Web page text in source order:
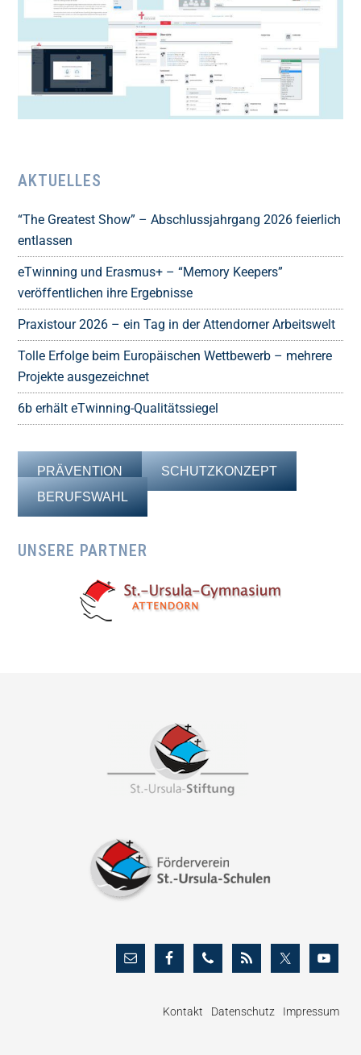
AKTUELLES
“The Greatest Show” – Abschlussjahrgang 2026 feierlich
entlassen
eTwinning und Erasmus+ – “Memory Keepers”
veröffentlichen ihre Ergebnisse
Praxistour 2026 – ein Tag in der Attendorner Arbeitswelt
Tolle Erfolge beim Europäischen Wettbewerb – mehrere
Projekte ausgezeichnet
6b erhält eTwinning-Qualitätssiegel
PRÄVENTION
SCHUTZKONZEPT
BERUFSWAHL
UNSERE PARTNER
Kontakt Datenschutz Impressum